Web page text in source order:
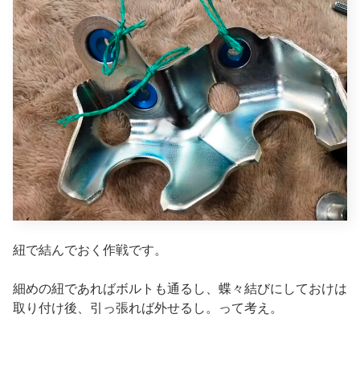
紐で結んでおく作戦です。
細めの紐であればボルトも通るし、蝶々結びにしておけは
取り付け後、引っ張れば外せるし。って考え。